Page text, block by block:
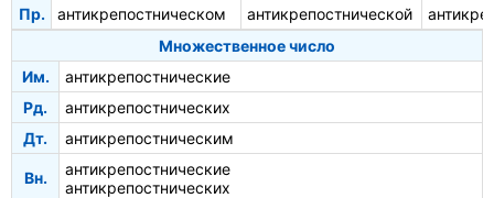
Пр. антикрепостническом антикрепостнической
Множественное число
Им.
антикрепостнические
Рд.
антикрепостнических
Дт.
антикрепостническим
Вн.
антикрепостнические
антикрепостнических